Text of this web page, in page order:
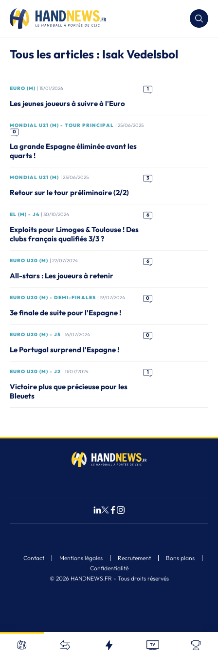
Recherche
Fermer
Tous les articles : Isak Vedelsbol
EURO (M) | 15/01/2026 1
Les jeunes joueurs à suivre à l'Euro
MONDIAL U21 (M) - TOUR PRINCIPAL | 25/06/2025
0
La grande Espagne éliminée avant les
quarts !
MONDIAL U21 (M) | 23/06/2025 3
Retour sur le tour préliminaire (2/2)
EL (M) - J4 | 30/10/2024 6
Exploits pour Limoges & Toulouse ! Des
clubs français qualifiés 3/3 ?
EURO U20 (M) | 22/07/2024 6
All-stars : Les joueurs à retenir
EURO U20 (M) - DEMI-FINALES | 19/07/2024 0
3e finale de suite pour l'Espagne !
EURO U20 (M) - J5 | 16/07/2024 0
Le Portugal surprend l'Espagne !
EURO U20 (M) - J2 | 11/07/2024 1
Victoire plus que précieuse pour les
Bleuets
© 2026 HANDNEWS.FR - Tous droits réservés
Contact Mentions légales Recrutement
Bons plans
Confidentialité
Nos derniers articles